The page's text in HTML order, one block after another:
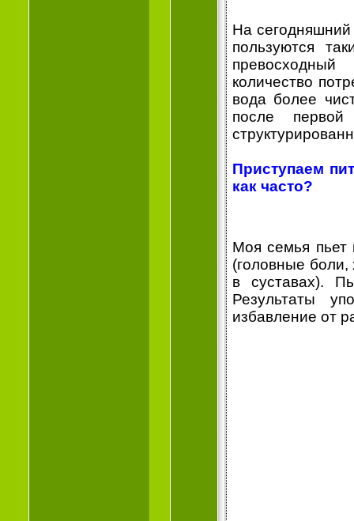
На
пользуются
превосходный
количество
вода более
после
Приступаем
как часто?
Моя семья пьет
(головные боли,
в суставах).
Результаты
избавление от